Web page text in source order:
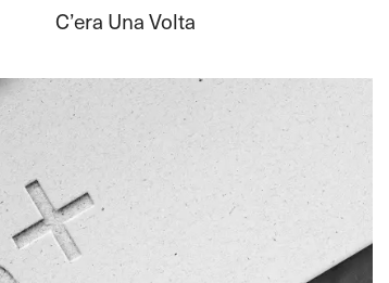
C’era Una Volta